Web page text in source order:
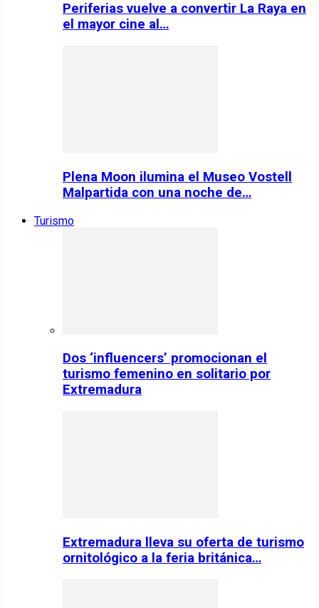
Periferias vuelve a convertir La Raya en
el mayor cine al…
Plena Moon ilumina el Museo Vostell
Malpartida con una noche de…
Turismo
Dos ‘influencers’ promocionan el
turismo femenino en solitario por
Extremadura
Extremadura lleva su oferta de turismo
ornitológico a la feria británica…